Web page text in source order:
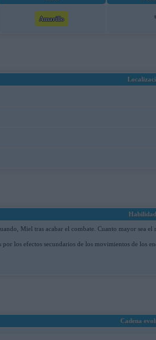
Amarillo
Miel tras acabar el combate. Cuanto mayor sea
los efectos secundarios de los movimientos de los
Cadena